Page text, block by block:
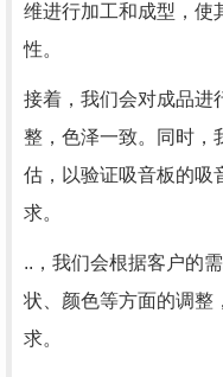
维进行加工和成型，使
性。
接着，我们会对成品进
整，色泽一致。同时，
估，以验证吸音板的吸
求。
..，我们会根据客户的
状、颜色等方面的调整
求。